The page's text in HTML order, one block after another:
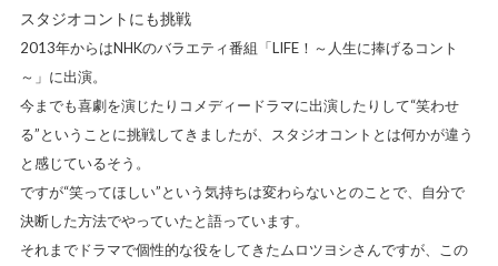
スタジオコントにも挑戦
2013年からはNHKのバラエティ番組「LIFE！～人生に捧げるコント
～」に出演。
今までも喜劇を演じたりコメディードラマに出演したりして“笑わせ
る”ということに挑戦してきましたが、スタジオコントとは何かが違う
と感じているそう。
ですが“笑ってほしい”という気持ちは変わらないとのことで、自分で
決断した方法でやっていたと語っています。
それまでドラマで個性的な役をしてきたムロツヨシさんですが、この